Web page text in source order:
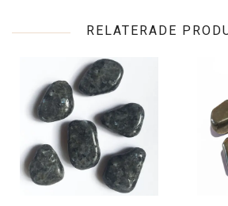
RELATERADE